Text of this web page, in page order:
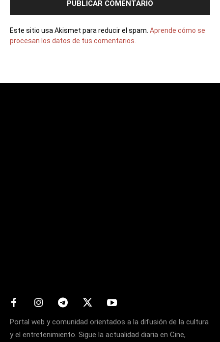
Este sitio usa Akismet para reducir el spam. Aprende cómo se
procesan los datos de tus comentarios.
Portal web y comunidad orientados a la difusión de la cultura
y el entretenimiento. Sigue la actualidad diaria en Cine,